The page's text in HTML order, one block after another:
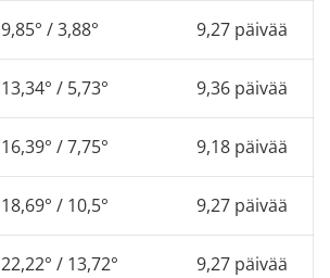
9,85° / 3,88° 9,27 päivää
13,34° / 5,73° 9,36 päivää
16,39° / 7,75° 9,18 päivää
18,69° / 10,5° 9,27 päivää
22,22° / 13,72° 9,27 päivää